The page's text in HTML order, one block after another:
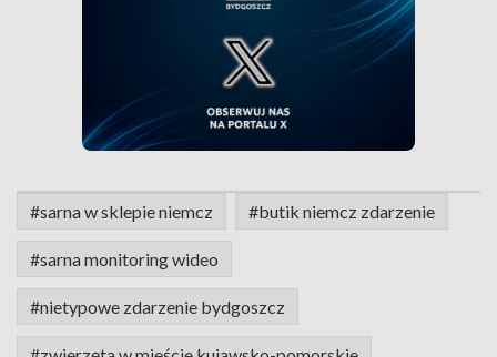
#sar­na w sklepie niemcz #butik niemcz zdarzenie
#sarna monitoring wideo
#nietypowe zdarzenie bydgoszcz